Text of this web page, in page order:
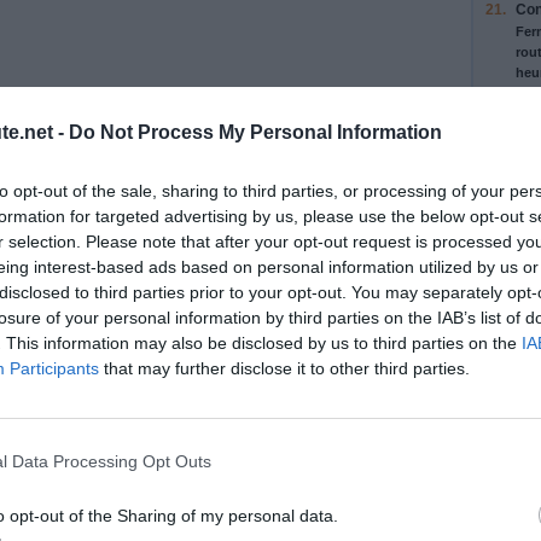
- Do Not Process My Personal Information
opt-out of the sale, sharing to third parties, or processing of your
for targeted advertising by us, please use the below opt-out
selection. Please note that after your opt-out request is processed
interest-based ads based on personal information utilized by us
to third parties prior to your opt-out. You may separately
of your personal information by third parties on the IAB’s list of
This information may also be disclosed by us to third parties on the
Participants that may further disclose it to other third parties.
Data Processing Opt Outs
opt-out of the Sharing of my personal data.
30
21.
23.
24.